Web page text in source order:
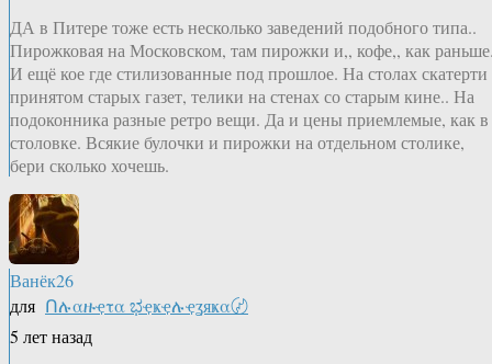
ДА в Питере тоже есть несколько заведений подобного типа..
Пирожковая на Московском, там пирожки и,, кофе,, как
И ещё кое где стилизованные под прошлое. На столах скатерти
принятом старых газет, телики на стенах со старым кине.. На
подоконника разные ретро вещи. Да и цены приемлемые, как в
столовке. Всякие булочки и пирожки на отдельном столике,
бери сколько хочешь.
Ванёк26
для Ոሉαዙҿτα ಭҿҝҿሉҿʓяҝα〄
5 лет назад